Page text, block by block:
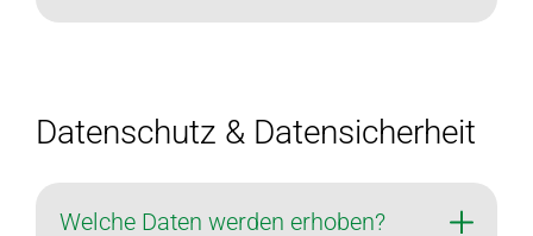
Datenschutz & Datensicherheit
Welche Daten werden erhoben?